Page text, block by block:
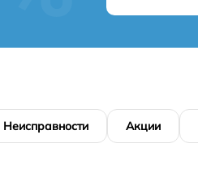
Неисправности Акции